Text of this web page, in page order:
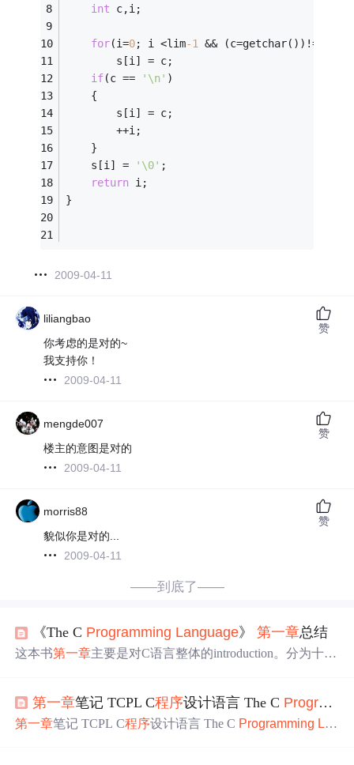
int c,i;
for(i=0; i <lim-1 && (c=getchar())!=EOF
        s[i] = c;
if(c == '\n' )
    {
        s[i] = c;
        ++i;
    }
    s[i] =
'\0' ;
return i;
}
2009-04-11
liliangbao
你考虑的是对的~
我支持你！
2009-04-11
赞
mengde007
楼主的意图是对的
2009-04-11
赞
morris88
貌似你是对的...
2009-04-11
赞
——到底了——
《The C Programming Language》第一章总结
这本书第一章主要是对C语言整体的introduction。分为十个
ter Input and Output ; 1.6 Arrays ; 1.7
第一章笔记 TCPL C程序设计语言 The C Programming
第一章笔记 TCPL C程序设计语言 The C Programming La